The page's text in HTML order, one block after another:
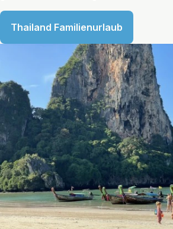
Thailand Familienurlaub